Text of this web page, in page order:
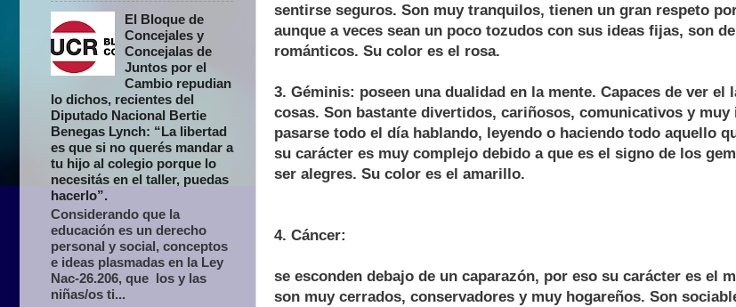
sentirse seguros. Son muy tranquilos, tienen un gran respeto
aunque a veces sean un poco tozudos con sus ideas fijas, son
románticos. Su color es el rosa.
3. Géminis: poseen una dualidad en la mente. Capaces de ver el
cosas. Son bastante divertidos, cariñosos, comunicativos y
pasarse todo el día hablando, leyendo o haciendo todo aquello
su carácter es muy complejo debido a que es el signo de los
ser alegres. Su color es el amarillo.
4. Cáncer:
se esconden debajo de un caparazón, por eso su carácter es el
son muy cerrados, conservadores y muy hogareños. Son
El Bloque de
Concejales y
Concejalas de
Juntos por el
Cambio repudian
lo dichos, recientes del
Diputado Nacional Bertie
Benegas Lynch: “La libertad
es que si no querés mandar a
tu hijo al colegio porque lo
necesitás en el taller, puedas
hacerlo”.
Considerando que la
educación es un derecho
personal y social, conceptos
e ideas plasmadas en la Ley
Nac-26.206, que los y las
niñas/os ti...